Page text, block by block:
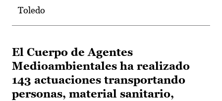
Toledo
El Cuerpo de Agentes
Medioambientales ha realizado
143 actuaciones transportando
personas, material sanitario,